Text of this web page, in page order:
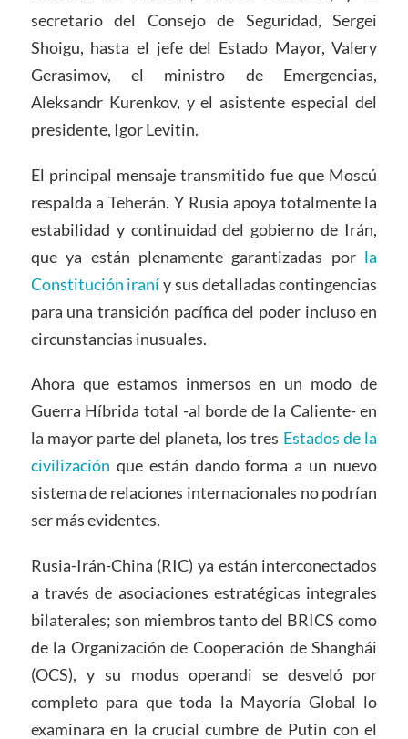
secretario del Consejo de Seguridad, Sergei
Shoigu, hasta el jefe del Estado Mayor, Valery
Gerasimov, el ministro de Emergencias,
Aleksandr Kurenkov, y el asistente especial del
presidente, Igor Levitin.
El principal mensaje transmitido fue que Moscú
respalda a Teherán. Y Rusia apoya totalmente la
estabilidad y continuidad del gobierno de Irán,
que ya están plenamente garantizadas por la
Constitución iraníy sus detalladas contingencias
para una transición pacífica del poder incluso en
circunstancias inusuales.
Ahora que estamos inmersos en un modo de
Guerra Híbrida total -al borde de la Caliente- en
la mayor parte del planeta, los tres Estados de la
civilización que están dando forma a un nuevo
sistema de relaciones internacionales no podrían
ser más evidentes.
Rusia-Irán-China (RIC) ya están interconectados
a través de asociaciones estratégicas integrales
bilaterales; son miembros tanto del BRICS como
de la Organización de Cooperación de Shanghái
(OCS), y su modus operandi se desveló por
completo para que toda la Mayoría Global lo
examinara en la crucial cumbre de Putin con el